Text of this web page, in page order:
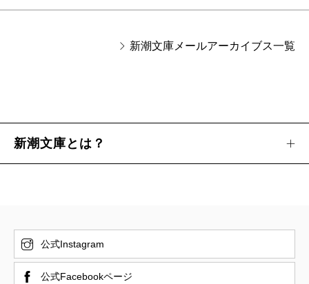
新潮文庫メールアーカイブス一覧
新潮文庫とは？
公式Instagram
公式Facebookページ